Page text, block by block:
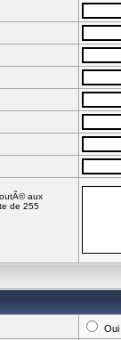
aux
de 255
Oui